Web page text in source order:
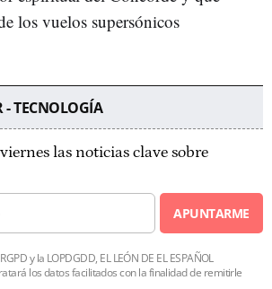
los vuelos supersónicos
- TECNOLOGÍA
las noticias clave sobre
APUNTARME
y la LOPDGDD, EL LEÓN DE EL ESPAÑOL
los datos facilitados con la finalidad de remitirle